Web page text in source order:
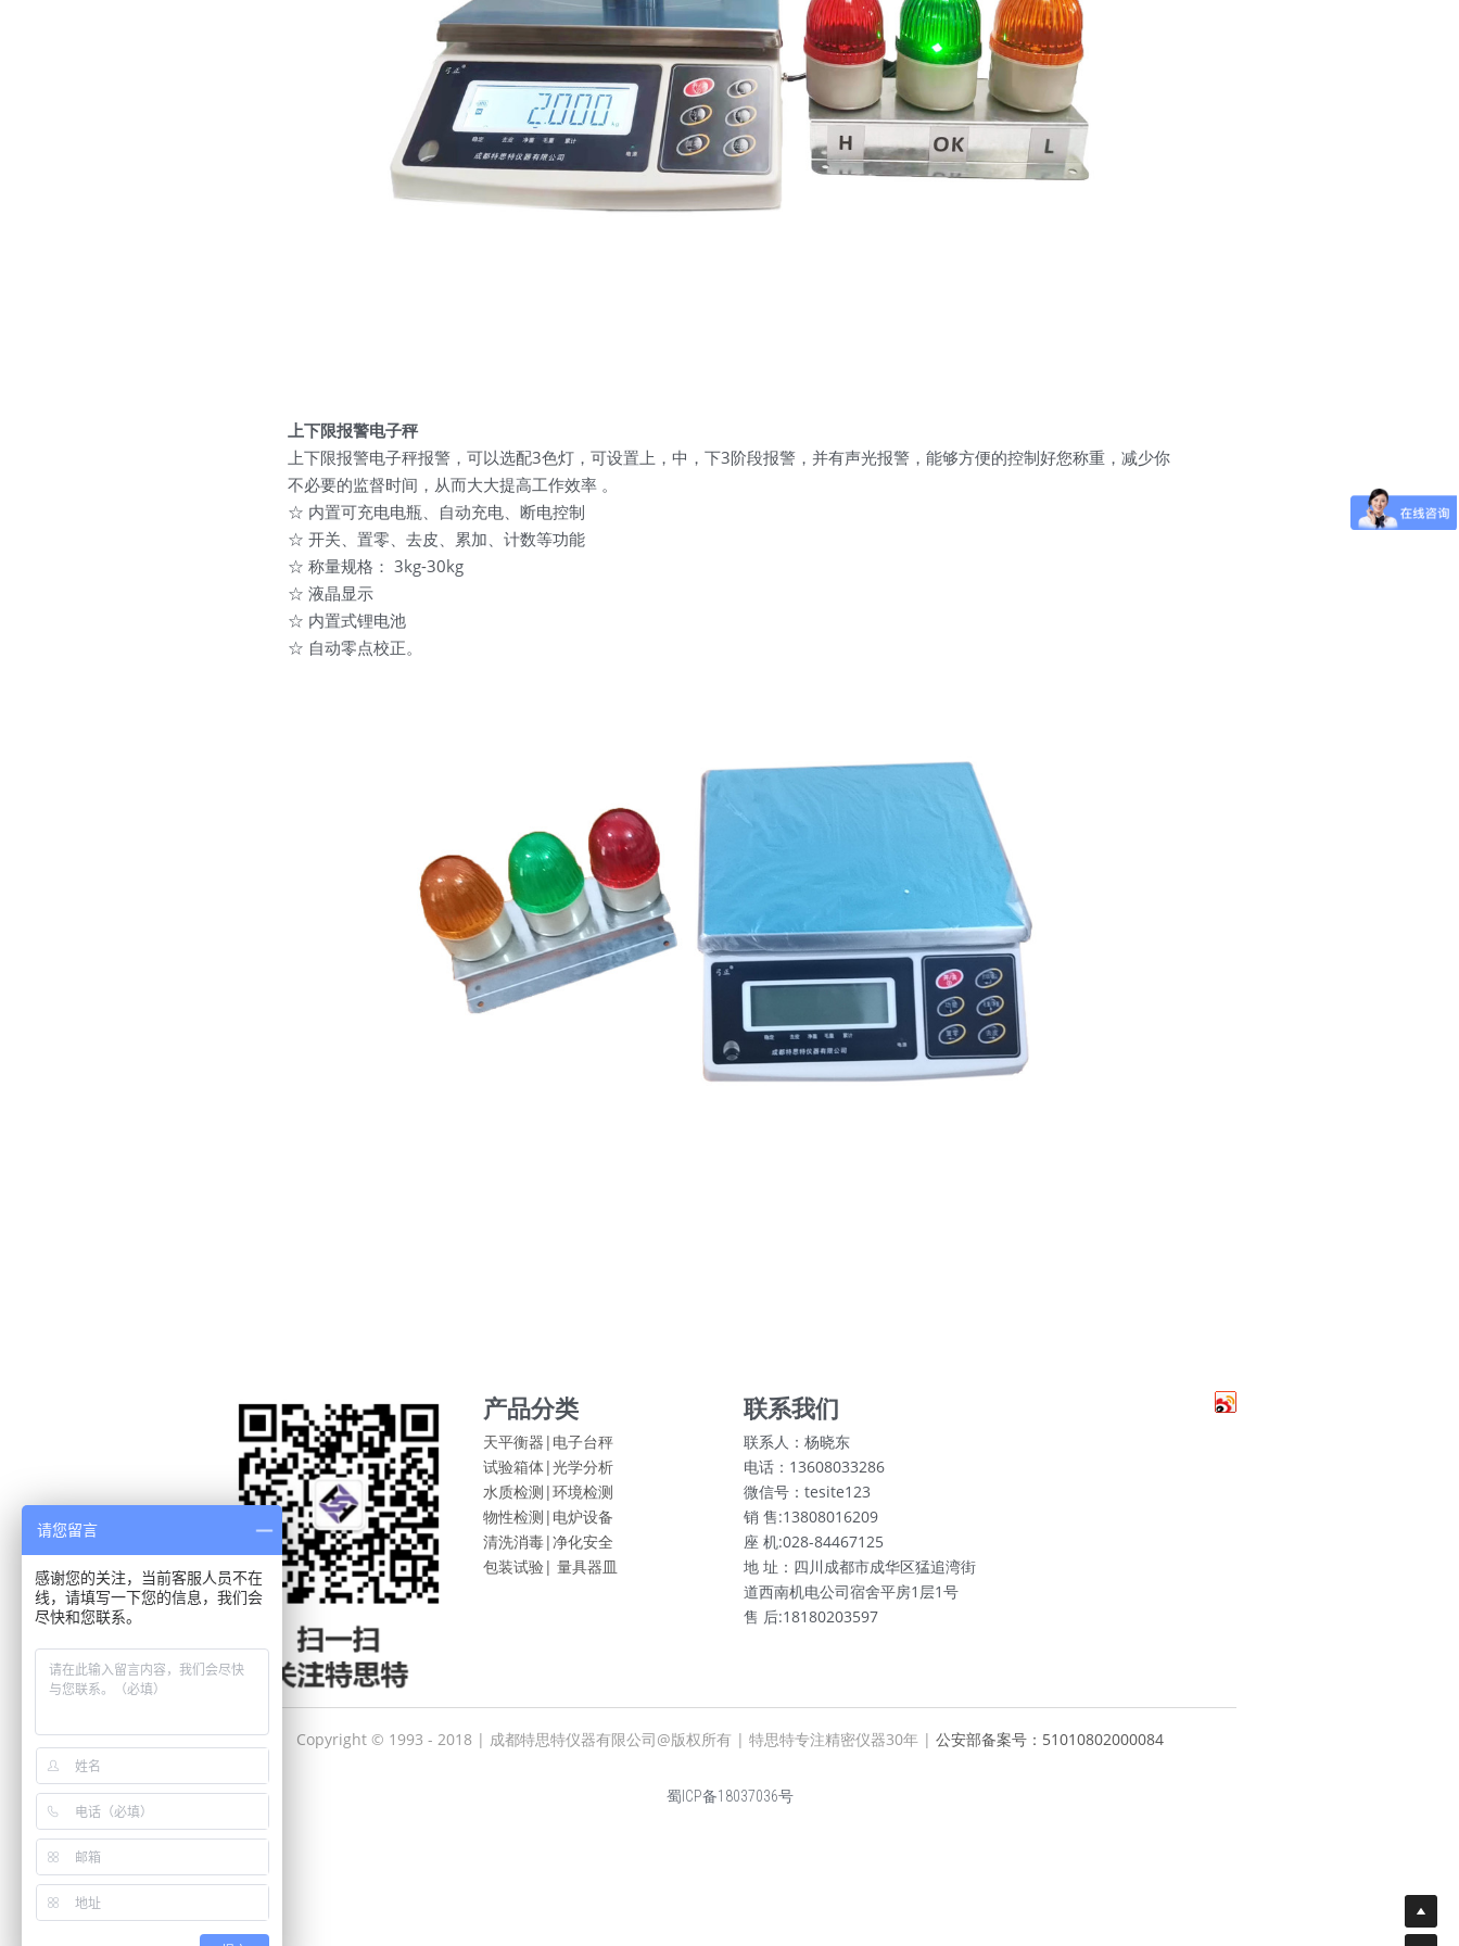
上下限报警电子秤
上下限报警电子秤报警，可以选配3色灯，可设置上，中，下3阶段报警，并有声光报警，能够方便的控制好您称重，减少你
不必要的监督时间，从而大大提高工作效率 。
☆ 内置可充电电瓶、自动充电、断电控制
☆ 开关、置零、去皮、累加、计数等功能
☆ 称量规格： 3kg-30kg
☆ 液晶显示
☆ 内置式锂电池
☆ 自动零点校正。
产品分类
天平衡器|电子台秤
试验箱体|光学分析
水质检测|环境检测
物性检测| 电炉设备
清洗消毒|净化安全
包装试验| 量具器皿
联系我们
联系人：杨晓东
电话：13608033286
微信号：tesite123
销 售:13808016209
座 机:028-84467125
地 址：四川成都市成华区猛追湾街
道西南机电公司宿舍平房1层1号
售 后:18180203597
Copyright © 1993 - 2018 | 成都特思特仪器有限公司@版权所有 | 特思特专注精密仪器30年 | 公安部备案号：51010802000084
蜀ICP备18037036号
请您留言
感谢您的关注，当前客服人员不在
线，请填写一下您的信息，我们会
尽快和您联系。